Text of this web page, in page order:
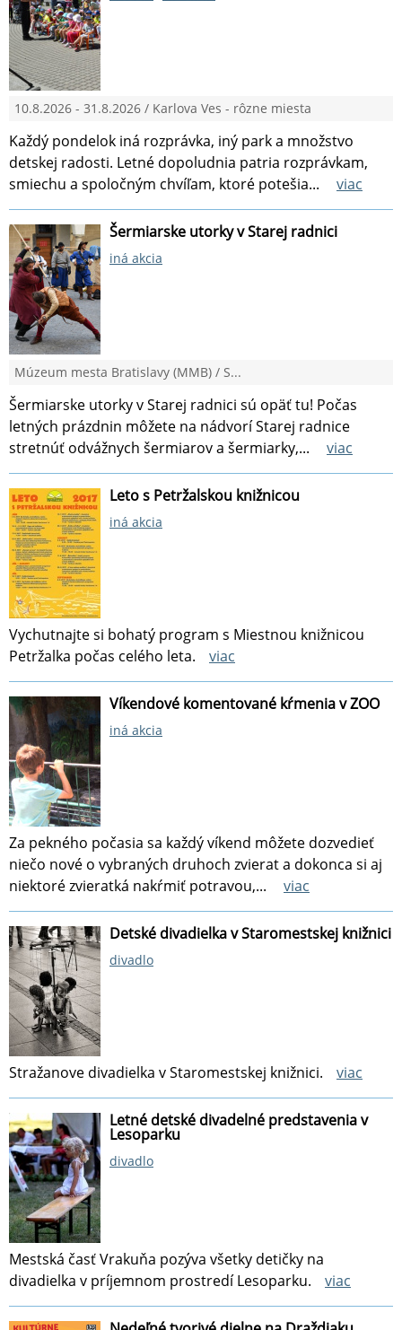
10.8.2026 - 31.8.2026 / Karlova Ves - rôzne miesta
Každý pondelok iná rozprávka, iný park a množstvo
detskej radosti. Letné dopoludnia patria rozprávkam,
smiechu a spoločným chvíľam, ktoré potešia...
viac
Šermiarske utorky v Starej radnici
iná akcia
Múzeum mesta Bratislavy (MMB) / S...
Šermiarske utorky v Starej radnici sú opäť tu! Počas
letných prázdnin môžete na nádvorí Starej radnice
stretnúť odvážnych šermiarov a šermiarky,...
viac
Leto s Petržalskou knižnicou
iná akcia
Vychutnajte si bohatý program s Miestnou knižnicou
Petržalka počas celého leta.
viac
Víkendové komentované kŕmenia v ZOO
iná akcia
Za pekného počasia sa každý víkend môžete dozvedieť
niečo nové o vybraných druhoch zvierat a dokonca si aj
niektoré zvieratká nakŕmiť potravou,...
viac
Detské divadielka v Staromestskej knižnici
divadlo
Stražanove divadielka v Staromestskej knižnici. viac
Letné detské divadelné predstavenia v
Lesoparku
divadlo
Mestská časť Vrakuňa pozýva všetky detičky na
divadielka v príjemnom prostredí Lesoparku.
viac